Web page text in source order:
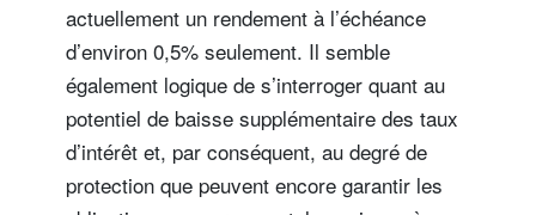
actuellement un rendement à l’échéance
d’environ 0,5% seulement. Il semble
également logique de s’interroger quant au
potentiel de baisse supplémentaire des taux
d’intérêt et, par conséquent, au degré de
protection que peuvent encore garantir les